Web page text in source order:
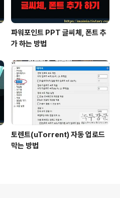
파워포인트 PPT 글씨체, 폰트 추
가 하는 방법
토렌트(uTorrent) 자동 업로드
막는 방법